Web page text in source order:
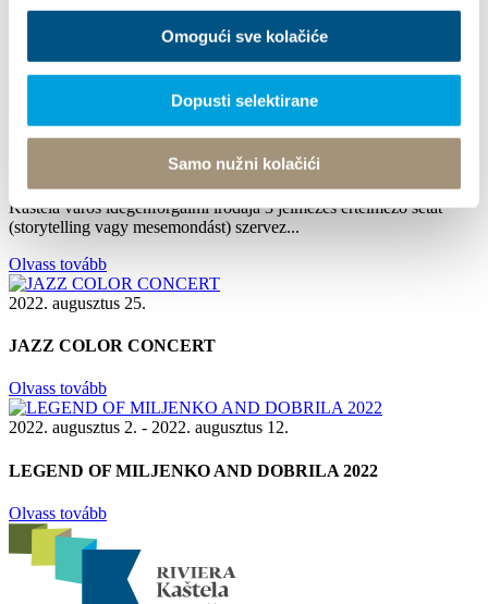
Omogući sve kolačiće
Dopusti selektirane
Samo nužni kolačići
**Arias Under the Stars** August 16, 2024, Friday, 9:00 PM Kaštel
Stari, Brce Free admission Enjoy a magical...
Olvass tovább
2023. július 1. - 2023. szeptember 1.
ÉRTELMEZŐ SÉTÁK
Kaštela város idegenforgalmi irodája 3 jelmezes értelmező sétát
(storytelling vagy mesemondást) szervez...
Olvass tovább
2022. augusztus 25.
JAZZ COLOR CONCERT
Olvass tovább
2022. augusztus 2. - 2022. augusztus 12.
LEGEND OF MILJENKO AND DOBRILA 2022
Olvass tovább